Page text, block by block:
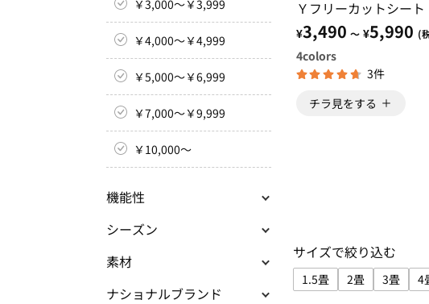
￥3,000～￥3,999
￥4,000～￥4,999
￥5,000～￥6,999
￥7,000～￥9,999
￥10,000～
機能性
シーズン
素材
ナショナルブランド
Ｙフリーカットシート
¥3,490 ～ ¥5,990 (
4colors
3件
チラ見をする
サイズで絞り込む
1.5畳
サイズで絞り込み: 1.5
2畳
サイズで絞り
3畳
サイズ
4